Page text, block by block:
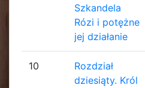
Szkandela
Rózi i potężne
jej działanie
10
Rozdział
dziesiąty. Król